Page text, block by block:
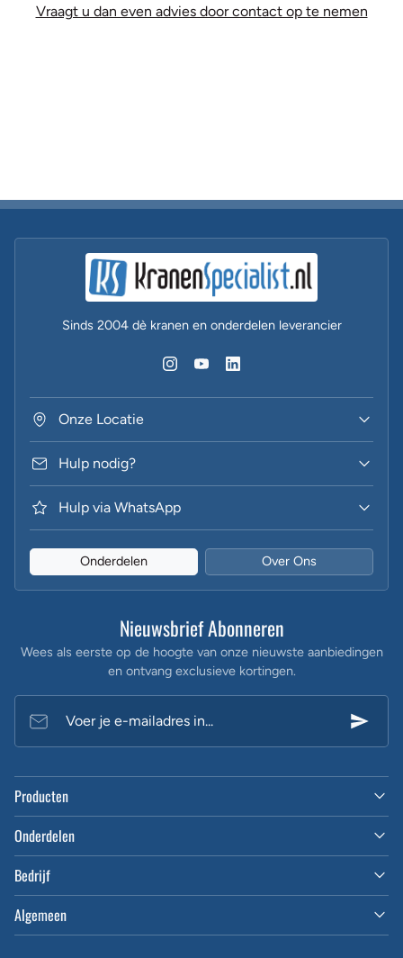
Vraagt u dan even advies door contact op te nemen
Sinds 2004 dè kranen en onderdelen leverancier
Onze Locatie
Hulp nodig?
Hulp via WhatsApp
Onderdelen Over Ons
Nieuwsbrief Abonneren
Wees als eerste op de hoogte van onze nieuwste aanbiedingen
en ontvang exclusieve kortingen.
Voer je e-mailadres in...
Producten
Onderdelen
Bedrijf
Algemeen